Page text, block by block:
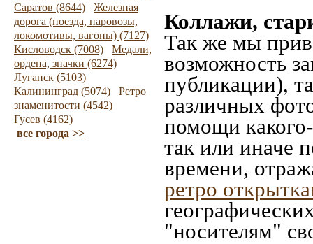
Саратов (8644)
Железная
дорога (поезда, паровозы,
локомотивы, вагоны) (7127)
Кисловодск (7008)
Медали,
ордена, значки (6274)
Луганск (5103)
Калининград (5074)
Ретро
знаменитости (4542)
Гусев (4162)
все города >>
Коллажи,
Так же мы
возможность
публикации),
различных
помощи
так или иначе
времени,
ретро
"носителям"